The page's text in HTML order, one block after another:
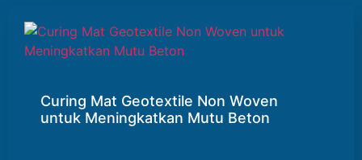
Curing Mat Geotextile Non Woven
untuk Meningkatkan Mutu Beton